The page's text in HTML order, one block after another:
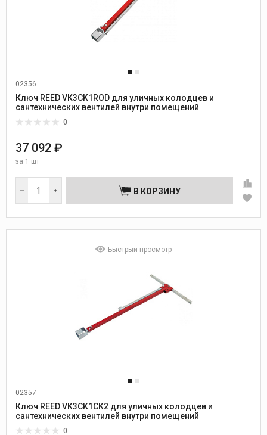
02356
Ключ REED VK3CK1ROD для уличных колодцев и
сантехнических вентилей внутри помещений
0
37 092 ₽
за 1 шт
В КОРЗИНУ
Быстрый просмотр
02357
Ключ REED VK3CK1CK2 для уличных колодцев и
сантехнических вентилей внутри помещений
0